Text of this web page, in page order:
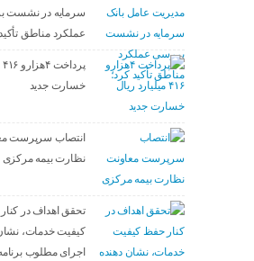
سرمایه در نشست
عملکرد مناطق
خسارت جدید
انتصاب سرپرست
نظارت بیمه مرکزی
تحقق اهداف در
کیفیت خدمات،
اجرای مطلوب